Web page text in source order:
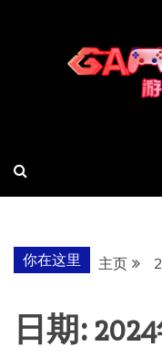
你在这里 主页
日期: